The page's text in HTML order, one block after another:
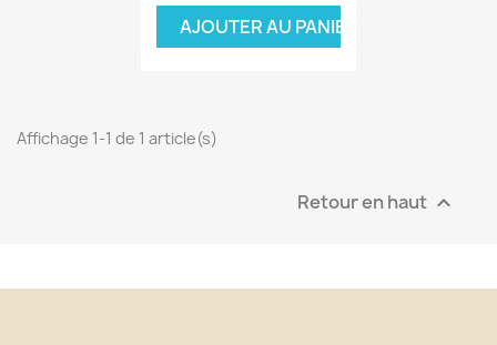
AJOUTER AU PANIER
Affichage 1-1 de 1 article(s)
Retour en haut 